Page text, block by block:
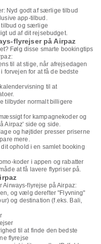
Nyd godt af særlige tilbud
app-tilbud.
tilbud og særlige
ud af dit rejsebudget.
flyrejser på Airpaz
Følg disse smarte bookingtips
til at stige, når afrejsedagen
forvejen for at få de bedste
til at
tilbyder normalt billigere
for kampagnekoder og
Airpaz' side og side.
og højtider presser priserne
mere.
ophold i en samlet booking
koder i appen og rabatter
at få lavere flypriser på.
Airways-flyrejse på Airpaz:
og vælg derefter "Flyvning"
og destination (f.eks. Bali,
til at finde den bedste
flyrejse